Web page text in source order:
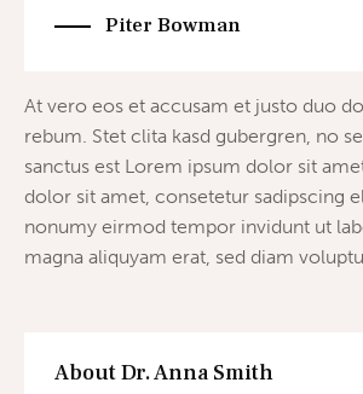
Piter Bowman
At vero eos et accusam et justo duo
rebum. Stet clita kasd gubergren, no
sanctus est Lorem ipsum dolor sit
dolor sit amet, consetetur sadipscing
nonumy eirmod tempor invidunt ut
magna aliquyam erat, sed diam
About Dr. Anna Smith